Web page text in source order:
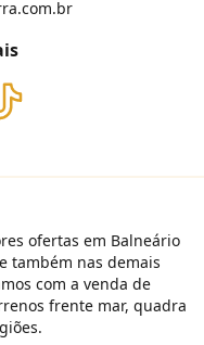
ofertas em Balneário
também nas demais
com a venda de
frente mar, quadra